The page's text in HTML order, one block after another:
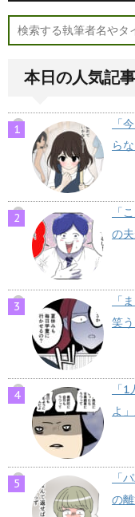
本日の人気記
「
ら
「
の
「
笑
「
よ
「
の